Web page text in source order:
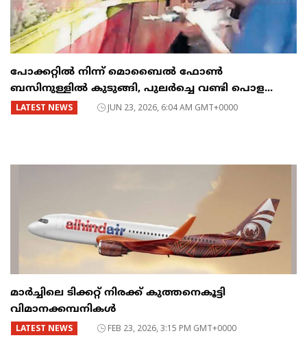
പോക്കറ്റിൽ നിന്ന് മൊബൈൽ ഫോൺ
ബസിനുള്ളിൽ കുടുങ്ങി, പുലർച്ചെ വണ്ടി പൊള...
LATEST NEWS JUN 23, 2026, 6:04 AM GMT+0000
മാർച്ചിലെ ടിക്കറ്റ് നിരക്ക് കുത്തനെകൂട്ടി
വിമാനക്കമ്പനികൾ
LATEST NEWS FEB 23, 2026, 3:15 PM GMT+0000